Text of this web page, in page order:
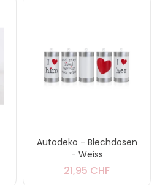
Autodeko - Blechdosen
- Weiss
21,95 CHF